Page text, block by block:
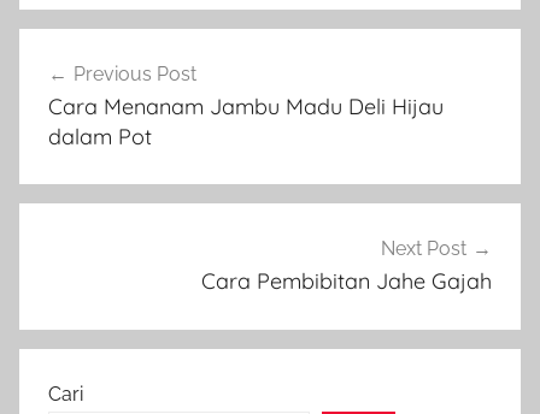
pos
Previous Post
Cara Menanam Jambu Madu Deli Hijau
dalam Pot
Next Post
Cara Pembibitan Jahe Gajah
Cari